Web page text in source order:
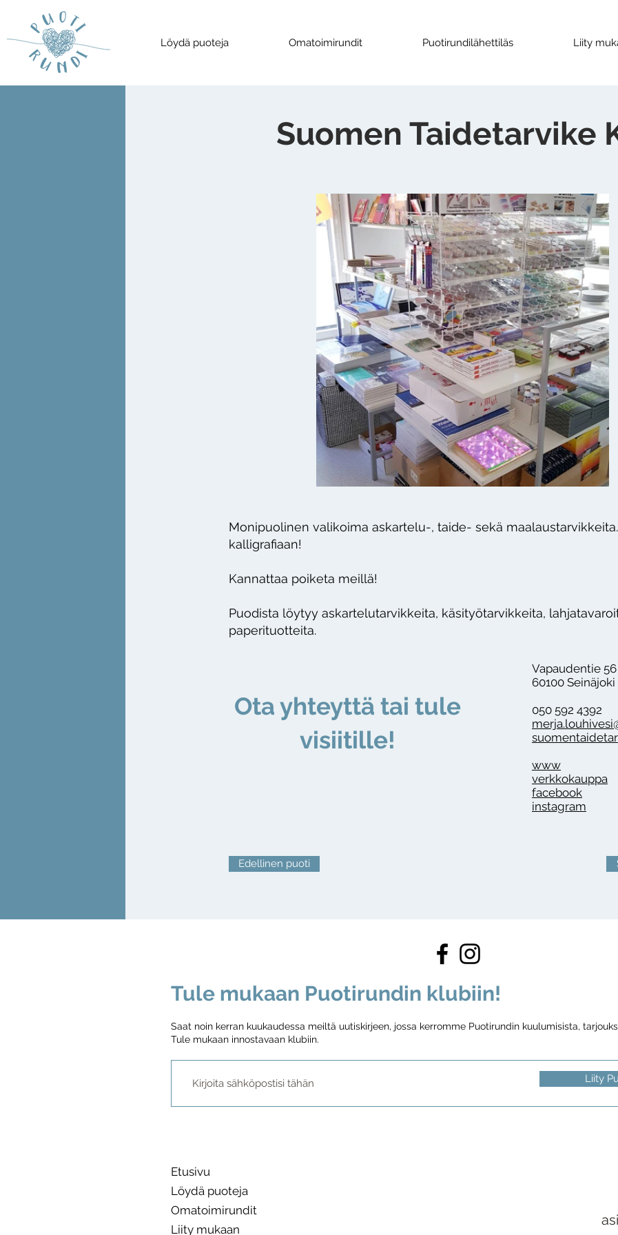
Löydä puoteja Omatoimirundit Puotirundilähettiläs Liity
Suomen Taidetarvike
Monipuolinen valikoima askartelu-, taide- sekä
kalligrafiaan!
Kannattaa poiketa meillä!
Puodista löytyy askartelutarvikkeita, käsityötarvikkeita,
paperituotteita.
Ota yhteyttä tai tule
visiitille!
Vapaudentie 56
60100 Seinäjoki
050 592 4392
www
verkkokauppa
facebook
instagram
Edellinen puoti
Tule mukaan Puotirundin klubiin!
Saat noin kerran kuukaudessa meiltä uutiskirjeen, jossa kerromme Puotirundin kuulumisista,
Tule mukaan innostavaan klubiin.
Liity
Etusivu
Löydä puoteja
Omatoimirundit
Liity mukaan